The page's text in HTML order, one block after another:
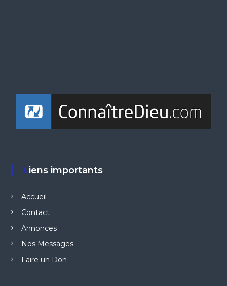
Liens importants
Accueil
Contact
Annonces
Nos Messages
Faire un Don